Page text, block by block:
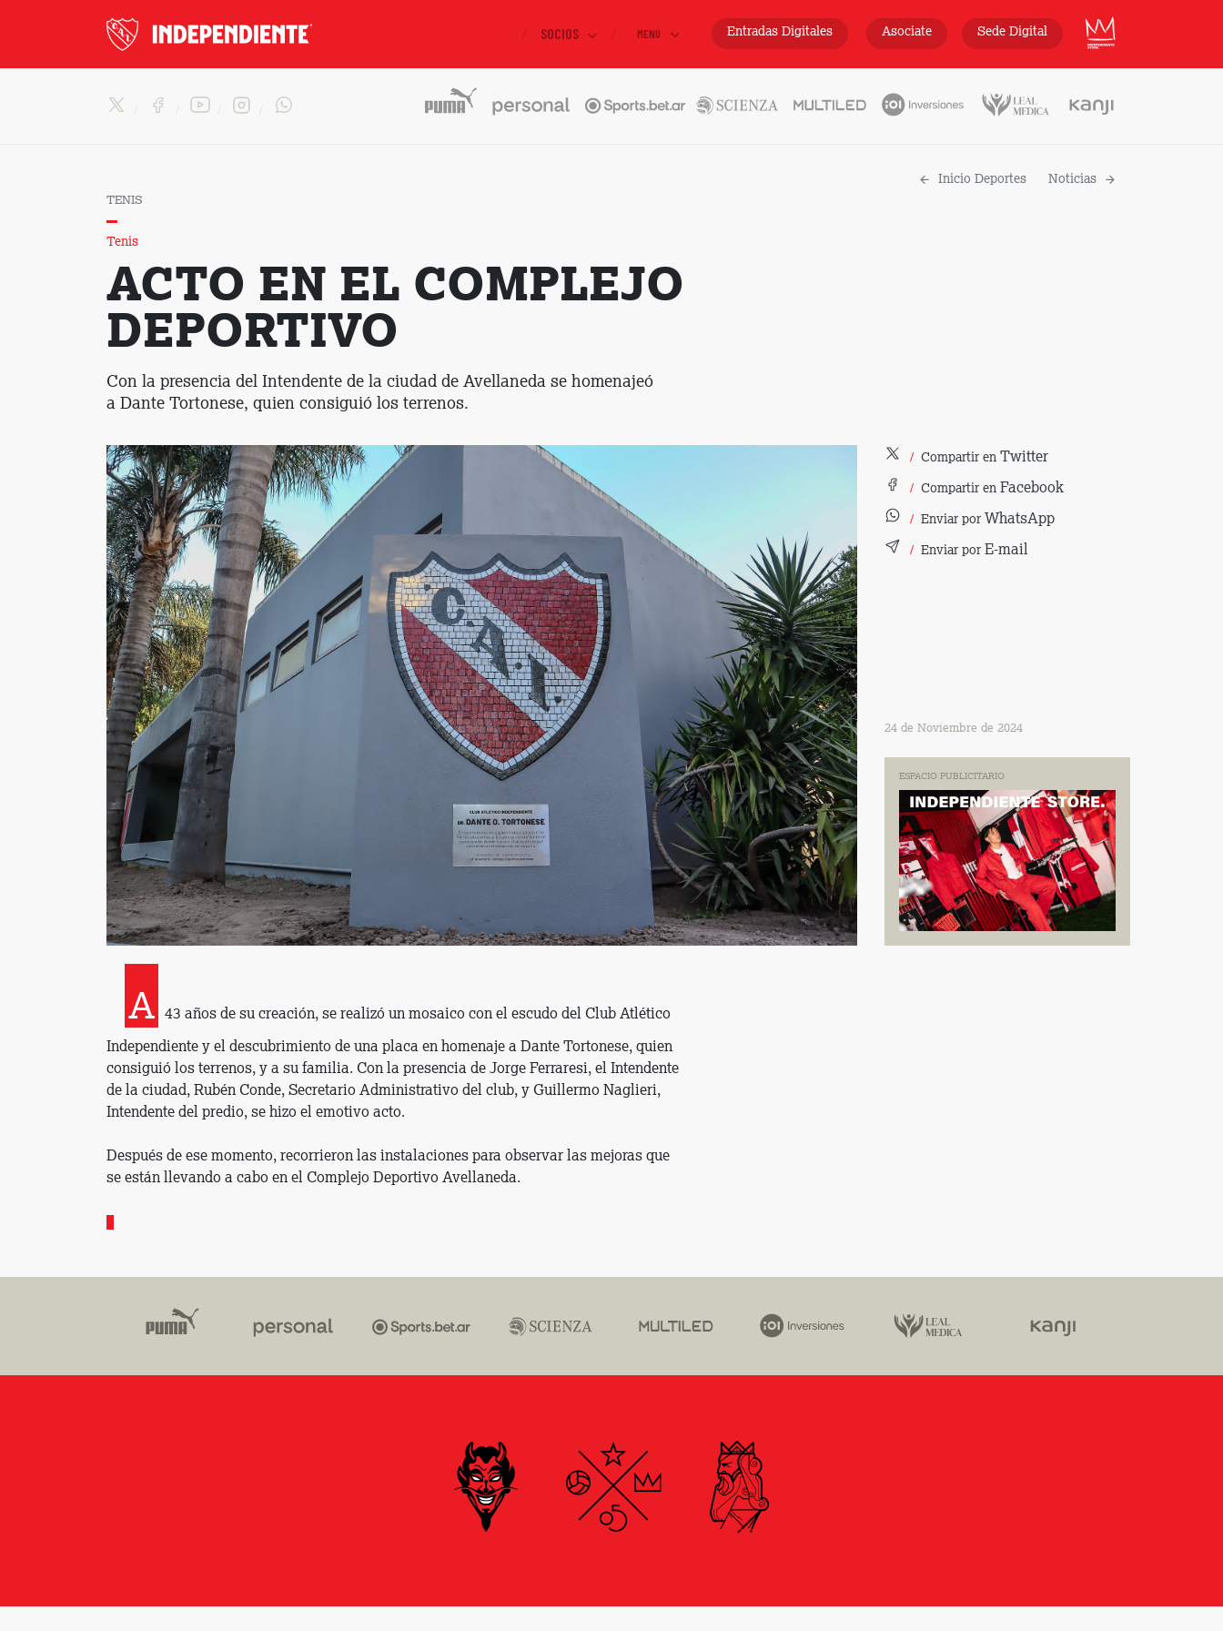
INDEPENDIENTE
SOCIOS MENÚ Entradas Digitales Asociate Sede Digital
Noticias
Inicio Deportes
TENIS
Tenis
ACTO EN EL COMPLEJO
DEPORTIVO
Con la presencia del Intendente de la ciudad de Avellaneda se homenajeó
a Dante Tortonese, quien consiguió los terrenos.
Compartir en Twitter
Compartir en Facebook
Enviar por WhatsApp
Enviar por E-mail
24 de Noviembre de 2024
ESPACIO PUBLICITARIO
A 43 años de su creación, se realizó un mosaico con el escudo del Club Atlético
Independiente y el descubrimiento de una placa en homenaje a Dante Tortonese, quien
consiguió los terrenos, y a su familia. Con la presencia de Jorge Ferraresi, el Intendente
de la ciudad, Rubén Conde, Secretario Administrativo del club, y Guillermo Naglieri,
Intendente del predio, se hizo el emotivo acto.
Después de ese momento, recorrieron las instalaciones para observar las mejoras que
se están llevando a cabo en el Complejo Deportivo Avellaneda.